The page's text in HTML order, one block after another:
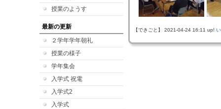
授業のようす
最新の更新
２学年学年朝礼
授業の様子
学年集会
入学式 祝電
入学式2
入学式
【できごと】 2021-04-24 16:11 up!